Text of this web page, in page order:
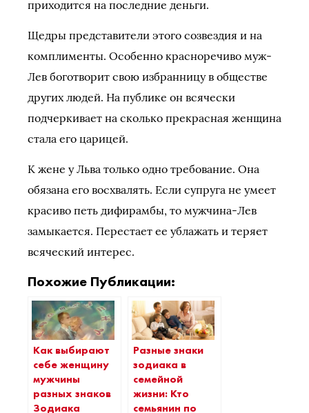
приходится на последние деньги.
Щедры представители этого созвездия и на
комплименты. Особенно красноречиво муж-
Лев боготворит свою избранницу в обществе
других людей. На публике он всячески
подчеркивает на сколько прекрасная женщина
стала его царицей.
К жене у Льва только одно требование. Она
обязана его восхвалять. Если супруга не умеет
красиво петь дифирамбы, то мужчина-Лев
замыкается. Перестает ее ублажать и теряет
всяческий интерес.
Похожие Публикации:
Как выбирают
себе женщину
мужчины
разных знаков
Зодиака
Разные знаки
зодиака в
семейной
жизни: Кто
семьянин по